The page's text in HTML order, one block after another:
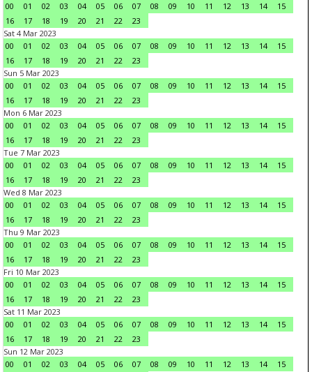
00
01 02 03 04 05 06 07 08 09 10 11 12 13 14
15
16
17 18 19 20 21 22
23
Sat 4 Mar 2023
00
01 02 03 04 05 06 07 08 09 10 11 12 13 14
15
16
17 18 19 20 21 22
23
Sun 5 Mar 2023
00
01 02 03 04 05 06 07 08 09 10 11 12 13 14
15
16
17 18 19 20 21 22
23
Mon 6 Mar 2023
00
01 02 03 04 05 06 07 08 09 10 11 12 13 14
15
16
17 18 19 20 21 22
23
Tue 7 Mar 2023
00
01 02 03 04 05 06 07 08 09 10 11 12 13 14
15
16
17 18 19 20 21 22
23
Wed 8 Mar 2023
00
01 02 03 04 05 06 07 08 09 10 11 12 13 14
15
16
17 18 19 20 21 22
23
Thu 9 Mar 2023
00
01 02 03 04 05 06 07 08 09 10 11 12 13 14
15
16
17 18 19 20 21 22
23
Fri 10 Mar 2023
00
01 02 03 04 05 06 07 08 09 10 11 12 13 14
15
16
17 18 19 20 21 22
23
Sat 11 Mar 2023
00
01 02 03 04 05 06 07 08 09 10 11 12 13 14
15
16
17 18 19 20 21 22
23
Sun 12 Mar 2023
00
01 02 03 04 05 06 07 08 09 10 11 12 13 14 15